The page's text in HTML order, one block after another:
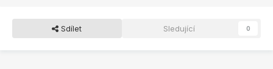
Sdílet Sledující 0